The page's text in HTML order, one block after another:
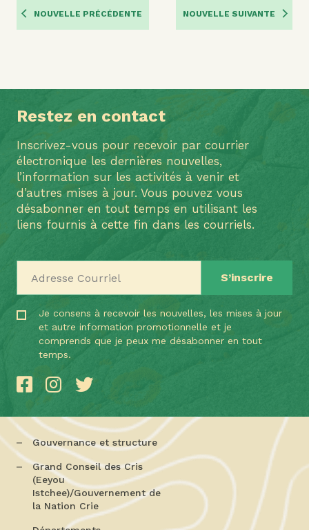
NOUVELLE PRÉCÉDENTE NOUVELLE SUIVANTE
Restez en contact
Inscrivez-vous pour recevoir par courrier
électronique les dernières nouvelles,
l’information sur les activités à venir et
d’autres mises à jour. Vous pouvez vous
désabonner en tout temps en utilisant les
liens fournis à cette fin dans les courriels.
Je consens à recevoir les nouvelles, les mises à jour
et autre information promotionnelle et je
comprends que je peux me désabonner en tout
temps.
Gouvernance et structure
Grand Conseil des Cris
(Eeyou
Istchee)/Gouvernement de
la Nation Crie